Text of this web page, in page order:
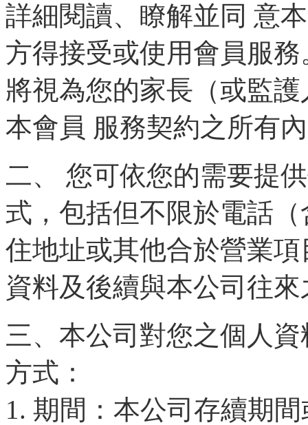
詳細閱讀、瞭解並同 意
方得接受或使用會員服
將視為您的家長（或監
本會員 服務契約之所有
二、 您可依您的需要提
式，包括但不限於電話
住地址或其他合於營業
資料及後續與本公司往
三、本公司對您之個人
方式：
1. 期間：本公司存續期